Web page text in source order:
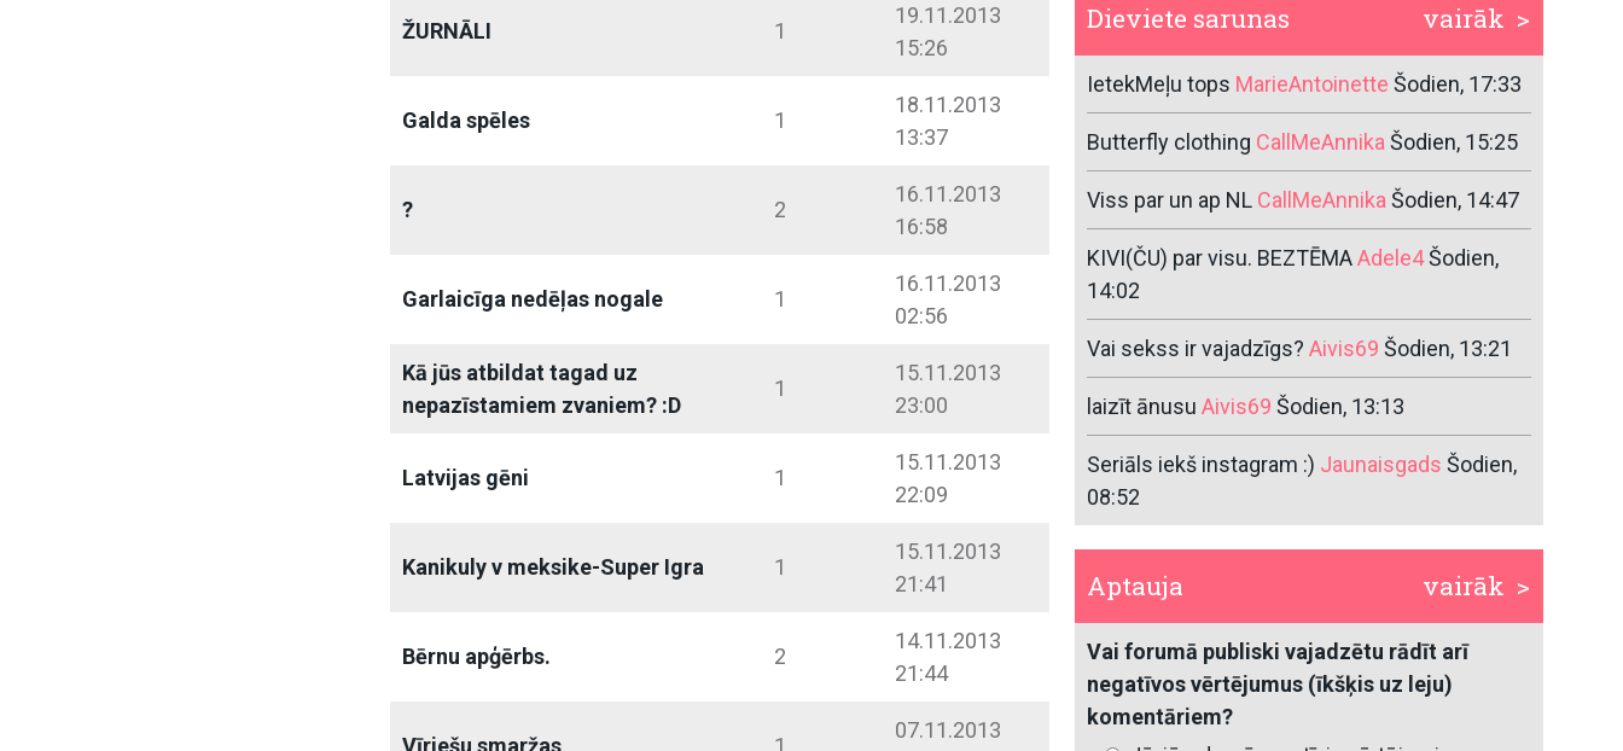
ŽURNĀLI 1
19.11.2013
15:26
Galda spēles 1
18.11.2013
13:37
? 2
16.11.2013
16:58
Garlaicīga nedēļas nogale 1
16.11.2013
02:56
Kā jūs atbildat tagad uz
nepazīstamiem zvaniem? :D
1
15.11.2013
23:00
Latvijas gēni 1
15.11.2013
22:09
Kanikuly v meksike-Super Igra 1
15.11.2013
21:41
Bērnu apģērbs. 2
14.11.2013
21:44
07.11.2013
vairāk >
Dieviete sarunas
IetekMeļu tops MarieAntoinette Šodien, 17:33
Butterfly clothing CallMeAnnikaŠodien, 15:25
Viss par un ap NL CallMeAnnikaŠodien, 14:47
KIVI(ČU) par visu. BEZTĒMAAdele4Šodien,
14:02
Vai sekss ir vajadzīgs?Aivis69 Šodien, 13:21
laizīt ānusu Aivis69 Šodien, 13:13
Seriāls iekš instagram :) Jaunaisgads Šodien,
08:52
vairāk >
Aptauja
Vai forumā publiski vajadzētu rādīt arī
negatīvos vērtējumus (īkšķis uz leju)
komentāriem?